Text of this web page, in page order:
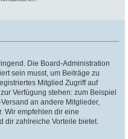
Die Board-Administration
sein musst, um Beiträge zu
Mitglied Zugriff auf
Verfügung stehen: zum Beispiel
an andere Mitglieder,
Wir empfehlen dir eine
dir zahlreiche Vorteile bietet.